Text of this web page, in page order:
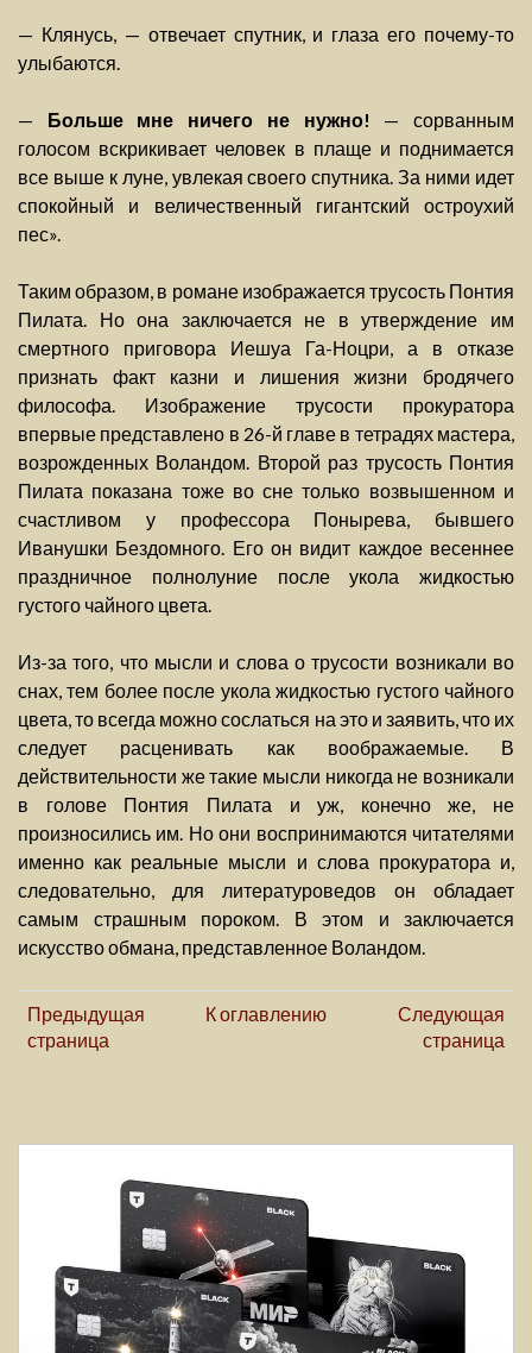
— Клянусь, — отвечает спутник, и глаза его почему-то
улыбаются.
— Больше мне ничего не нужно! — сорванным
голосом вскрикивает человек в плаще и поднимается
все выше к луне, увлекая своего спутника. За ними идет
спокойный и величественный гигантский остроухий
пес».
Таким образом, в романе изображается трусость Понтия
Пилата. Но она заключается не в утверждение им
смертного приговора Иешуа Га-Ноцри, а в отказе
признать факт казни и лишения жизни бродячего
философа. Изображение трусости прокуратора
впервые представлено в 26-й главе в тетрадях мастера,
возрожденных Воландом. Второй раз трусость Понтия
Пилата показана тоже во сне только возвышенном и
счастливом у профессора Понырева, бывшего
Иванушки Бездомного. Его он видит каждое весеннее
праздничное полнолуние после укола жидкостью
густого чайного цвета.
Из-за того, что мысли и слова о трусости возникали во
снах, тем более после укола жидкостью густого чайного
цвета, то всегда можно сослаться на это и заявить, что их
следует расценивать как воображаемые. В
действительности же такие мысли никогда не возникали
в голове Понтия Пилата и уж, конечно же, не
произносились им. Но они воспринимаются читателями
именно как реальные мысли и слова прокуратора и,
следовательно, для литературоведов он обладает
самым страшным пороком. В этом и заключается
искусство обмана, представленное Воландом.
Предыдущая
страница
К оглавлению
Следующая
страница